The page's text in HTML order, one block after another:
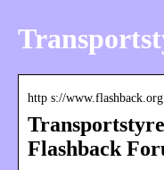
http s://
Flashback